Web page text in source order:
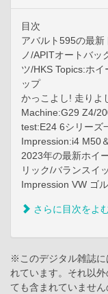
目次
アバルト595の最
ノ/APITオートバッ
ツ/HKS Topics:ホ
ップ
かっこよし! 走りよ
Machine:G29 Z4/
test:E24 6シリーズ
Impression:i4 M50
2023年の最新ホイ
リック/バランスイ
Impression VW ゴ
さらに目次をよ
※このデジタル雑誌に
れています。それ以
ても含まれていません